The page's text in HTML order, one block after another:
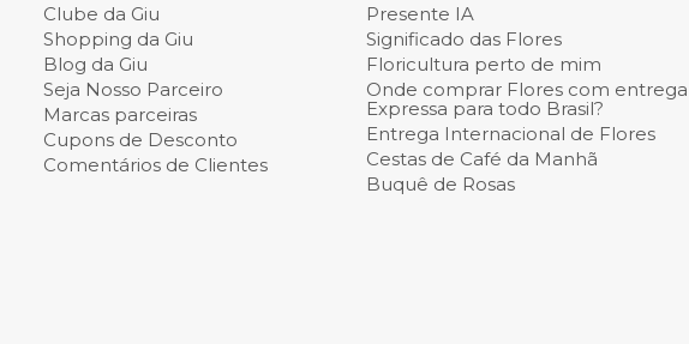
Clube da Giu
Shopping da Giu
Blog da Giu
Seja Nosso Parceiro
Marcas parceiras
Cupons de Desconto
Comentários de Clientes
Presente IA
Significado das Flores
Floricultura perto de mim
Onde comprar Flores com entrega
Expressa para todo Brasil?
Entrega Internacional de Flores
Cestas de Café da Manh
Buquê de Rosas